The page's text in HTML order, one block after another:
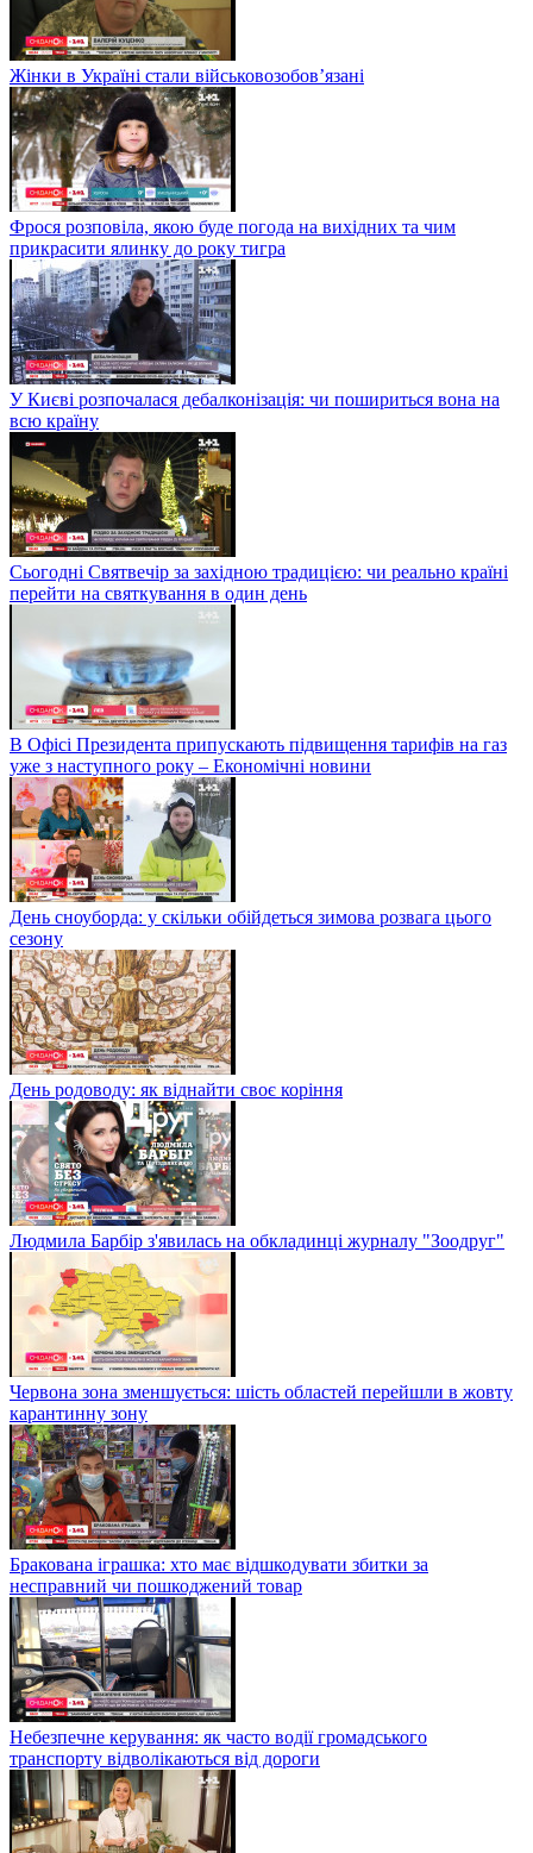
Жінки в Україні стали військовозобов’язані
Фрося розповіла, якою буде погода на вихідних та чим
прикрасити ялинку до року тигра
У Києві розпочалася дебалконізація: чи пошириться вона на
всю країну
Сьогодні Святвечір за західною традицією: чи реально країні
перейти на святкування в один день
В Офісі Президента припускають підвищення тарифів на газ
уже з наступного року – Економічні новини
День сноуборда: у скільки обійдеться зимова розвага цього
сезону
День родоводу: як віднайти своє коріння
Людмила Барбір з'явилась на обкладинці журналу "Зоодруг"
Червона зона зменшується: шість областей перейшли в жовту
карантинну зону
Бракована іграшка: хто має відшкодувати збитки за
несправний чи пошкоджений товар
Небезпечне керування: як часто водії громадського
транспорту відволікаються від дороги